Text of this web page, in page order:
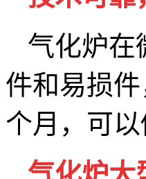
气化炉在
件和易损
个月，可